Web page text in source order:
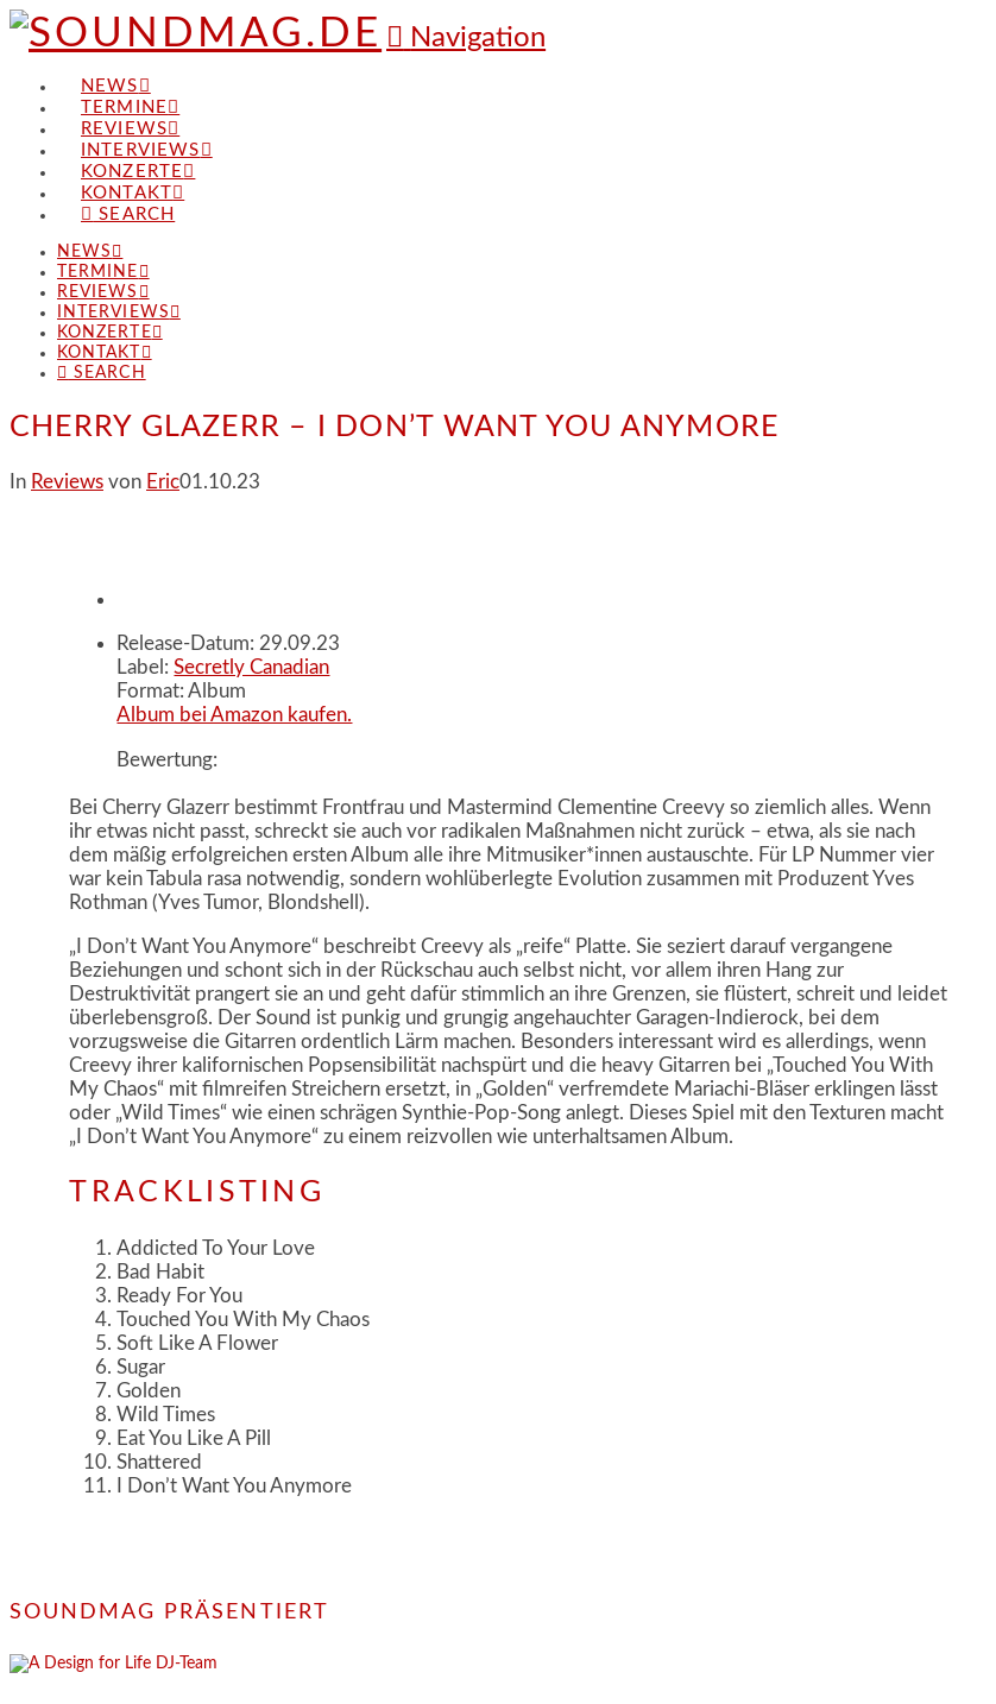
Navigation
NEWS
TERMINE
REVIEWS
INTERVIEWS
KONZERTE
KONTAKT
SEARCH
NEWS
TERMINE
REVIEWS
INTERVIEWS
KONZERTE
KONTAKT
SEARCH
CHERRY GLAZERR – I DON’T WANT YOU ANYMORE
In Reviews von Eric01.10.23
Release-Datum: 29.09.23
Label:Secretly Canadian
Format: Album
Album bei Amazon kaufen.
Bewertung:
Bei Cherry Glazerr bestimmt Frontfrau und Mastermind Clementine Creevy so ziemlich alles. Wenn
ihr etwas nicht passt, schreckt sie auch vor radikalen Maßnahmen nicht zurück – etwa, als sie nach
dem mäßig erfolgreichen ersten Album alle ihre Mitmusiker*innen austauschte. Für LP Nummer vier
war kein Tabula rasa notwendig, sondern wohlüberlegte Evolution zusammen mit Produzent Yves
Rothman (Yves Tumor, Blondshell).
„I Don’t Want You Anymore“ beschreibt Creevy als „reife“ Platte. Sie seziert darauf vergangene
Beziehungen und schont sich in der Rückschau auch selbst nicht, vor allem ihren Hang zur
Destruktivität prangert sie an und geht dafür stimmlich an ihre Grenzen, sie flüstert, schreit und leidet
überlebensgroß. Der Sound ist punkig und grungig angehauchter Garagen-Indierock, bei dem
vorzugsweise die Gitarren ordentlich Lärm machen. Besonders interessant wird es allerdings, wenn
Creevy ihrer kalifornischen Popsensibilität nachspürt und die heavy Gitarren bei „Touched You With
My Chaos“ mit filmreifen Streichern ersetzt, in „Golden“ verfremdete Mariachi-Bläser erklingen lässt
oder „Wild Times“ wie einen schrägen Synthie-Pop-Song anlegt. Dieses Spiel mit den Texturen macht
„I Don’t Want You Anymore“ zu einem reizvollen wie unterhaltsamen Album.
TRACKLISTING
Addicted To Your Love
Bad Habit
Ready For You
Touched You With My Chaos
Soft Like A Flower
Sugar
Golden
Wild Times
Eat You Like A Pill
Shattered
I Don’t Want You Anymore
SOUNDMAG PRÄSENTIERT